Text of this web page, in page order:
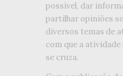
possível, dar
partilhar opiniões
diversos temas de
com que a
se cruza.